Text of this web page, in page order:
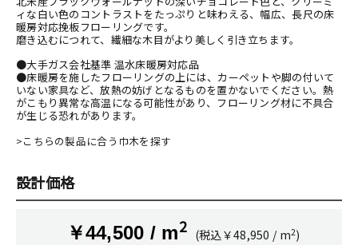
ィな白い色のコントラストをたっぷりと味わえる、幅広、長尺の床
暖房対応挽板フローリングです。
磨き込むにつれて、繊細な木目がより美しく引き立ちます。
●大手ガス会社基準 温水床暖房対応品
●床暖房を施したフローリングの上には、カーペットや脚の付いて
いない家具など、放熱の妨げとなるものを置かないでください。熱
がこもり異常な高温になる可能性があり、フローリング材に不具合
が生じる恐れがあります。
>こちらの製品に合う巾木を探す
設計価格
￥44,500 / m2 (税込￥48,950 / m2)